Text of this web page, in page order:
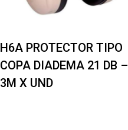
H6A PROTECTOR TIPO
COPA DIADEMA 21 DB –
3M X UND